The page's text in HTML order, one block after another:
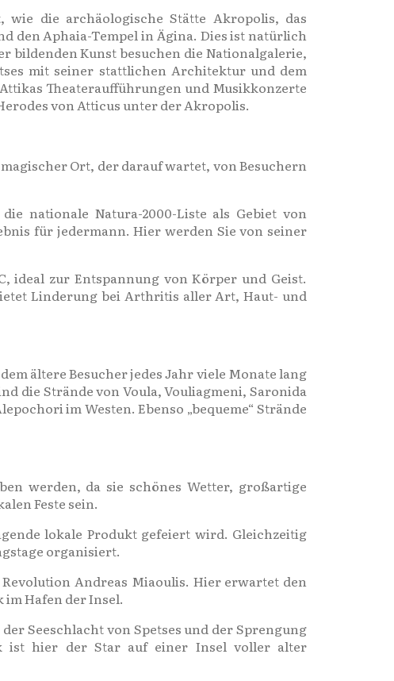
die archäologische Stätte Akropolis, das
den Aphaia-Tempel in Ägina. Dies ist natürlich
bildenden Kunst besuchen die Nationalgalerie,
mit seiner stattlichen Architektur und dem
Theateraufführungen und Musikkonzerte
von Atticus unter der Akropolis.
Ort, der darauf wartet, von Besuchern
nationale Natura-2000-Liste als Gebiet von
für jedermann. Hier werden Sie von seiner
ideal zur Entspannung von Körper und Geist.
Linderung bei Arthritis aller Art, Haut- und
ältere Besucher jedes Jahr viele Monate lang
die Strände von Voula, Vouliagmeni, Saronida
im Westen. Ebenso „bequeme“ Strände
werden, da sie schönes Wetter, großartige
Feste sein.
lokale Produkt gefeiert wird. Gleichzeitig
organisiert.
Andreas Miaoulis. Hier erwartet den
Hafen der Insel.
Seeschlacht von Spetses und der Sprengung
ist hier der Star auf einer Insel voller alter